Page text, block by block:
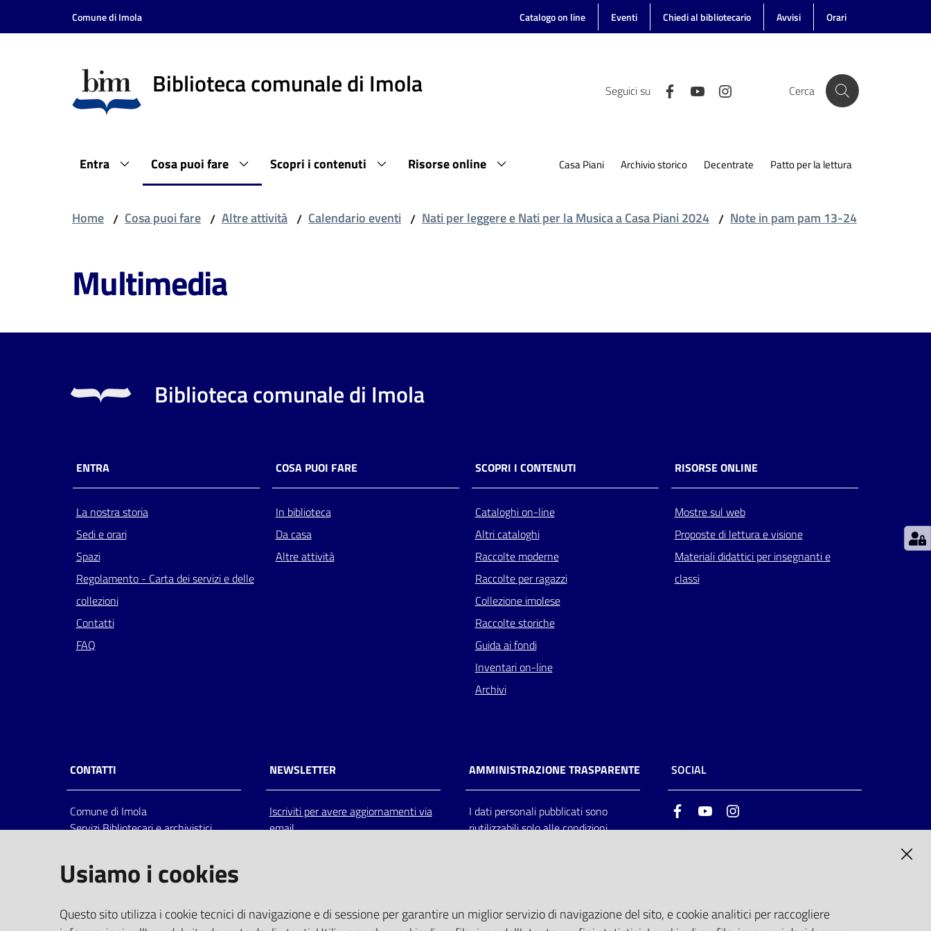
Vai al contenuto
Vai alla navigazione
Comune di Imola Catalogo on line Eventi Chiedi al bibliotecario Avvisi Orari
Biblioteca comunale di Imola Seguici su Cerca
Entra Cosa puoi fare Scopri i contenuti Risorse online Casa Piani Archivio storico Decentrate Patto per la lettura
Home / Cosa puoi fare / Altre attività / Calendario eventi / Nati per leggere e Nati per la Musica a Casa Piani 2024 / Note in pam pam 13-24
Multimedia
Biblioteca comunale di Imola
ENTRA
La nostra storia
Sedi e orari
Spazi
Regolamento - Carta dei servizi e delle
collezioni
Contatti
FAQ
COSA PUOI FARE
In biblioteca
Da casa
Altre attività
SCOPRI I CONTENUTI
Cataloghi on-line
Altri cataloghi
Raccolte moderne
Raccolte per ragazzi
Collezione imolese
Raccolte storiche
Guida ai fondi
Inventari on-line
Archivi
RISORSE ONLINE
Mostre sul web
Proposte di lettura e visione
Materiali didattici per insegnanti e
classi
CONTATTI
Comune di Imola
Servizi Bibliotecari e archivistici
Italia
centralino: tel 0542.6026.36 fax
bim@comune.imola.bo.it
PEC
NEWSLETTER
Iscriviti per avere aggiornamenti via
email
AMMINISTRAZIONE TRASPARENTE
I dati personali pubblicati sono
riutilizzabili solo alle condizioni
SOCIAL
FacebookYoutube
Usiamo i cookies
Questo sito utilizza i cookie tecnici di navigazione e di sessione per garantire un miglior servizio di navigazione del sito, e cookie analitici per raccogliere